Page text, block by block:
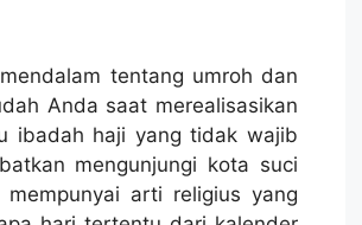
tentang umroh dan
Anda saat merealisasikan
ibadah haji yang tidak wajib
mengunjungi kota suci
arti religius yang